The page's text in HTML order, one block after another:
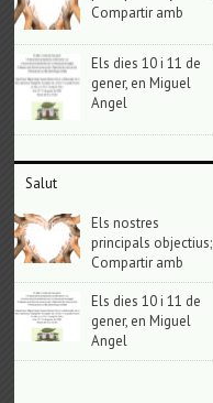
Compartir amb
Els dies 10 i 11 de
gener, en Miguel
Angel
Salut
Els nostres
principals objectius;
Compartir amb
Els dies 10 i 11 de
gener, en Miguel
Angel